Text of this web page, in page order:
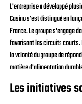
L'entreprise a développé
Casino s'est distingué en
France. Le groupe s'engage
favorisant les circuits courts.
la volonté du groupe de
matière d'alimentation
Les initiatives